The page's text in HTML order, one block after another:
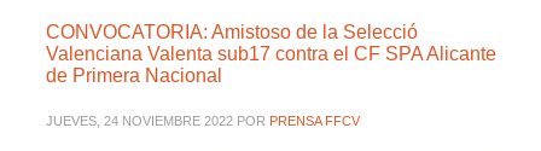
CONVOCATORIA: Amistoso de la Selecció
Valenciana Valenta sub17 contra el CF SPA Alicante
de Primera Nacional
JUEVES, 24 NOVIEMBRE 2022 POR PRENSA FFCV